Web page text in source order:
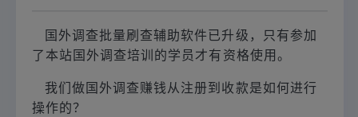
国外调查批量刷查辅助软件已升级，只有参加
了本站国外调查培训的学员才有资格使用。
我们做国外调查赚钱从注册到收款是如何进行
操作的？